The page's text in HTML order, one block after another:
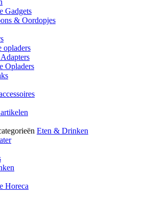
Gadgets
& Oordopjes
opladers
Opladers
Eten & Drinken
Horeca